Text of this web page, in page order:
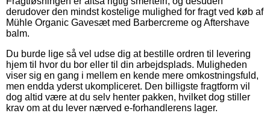
derudover den mindst kostelige mulighed for fragt ved køb af
Mühle Organic Gavesæt med Barbercreme og Aftershave
balm.
Du burde lige så vel udse dig at bestille ordren til levering
hjem til hvor du bor eller til din arbejdsplads. Muligheden
viser sig en gang i mellem en kende mere omkostningsfuld,
men endda yderst ukompliceret. Den billigste fragtform vil
dog altid være at du selv henter pakken, hvilket dog stiller
krav om at du lever nærved e-forhandlerens lager.